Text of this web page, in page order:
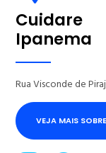
Cuidare
Ipanema
Rua Visconde de
VEJA MAIS